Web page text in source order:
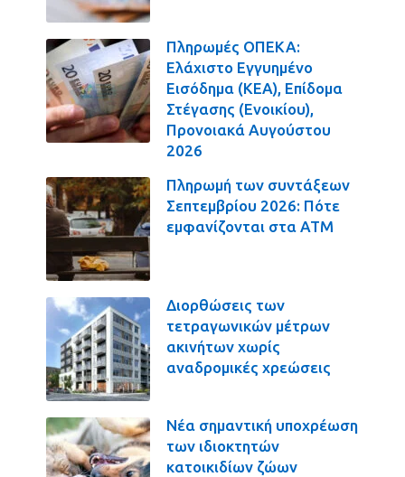
Πληρωμές ΟΠΕΚΑ:
Ελάχιστο Εγγυημένο
Εισόδημα (ΚΕΑ), Επίδομα
Στέγασης (Ενοικίου),
Προνοιακά Αυγούστου
2026
Πληρωμή των συντάξεων
Σεπτεμβρίου 2026: Πότε
εμφανίζονται στα ΑΤΜ
Διορθώσεις των
τετραγωνικών μέτρων
ακινήτων χωρίς
αναδρομικές χρεώσεις
Νέα σημαντική υποχρέωση
των ιδιοκτητών
κατοικιδίων ζώων